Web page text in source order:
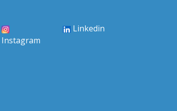
Instagram
Linkedin